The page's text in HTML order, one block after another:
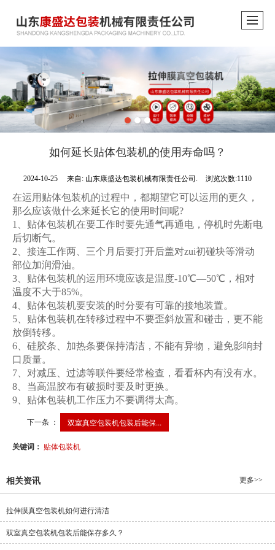
如何延长贴体包装机的使用寿命吗？
2024-10-25 来自: 山东康盛达包装机械有限责任公司. 浏览次数:1110
在运用贴体包装机的过程中，都期望它可以运用的更久，
那么应该做什么来延长它的使用时间呢?
1、贴体包装机在要工作时要先通气再通电，停机时先断电
后切断气。
2、接连工作两、三个月后要打开后盖对zui初碰块等滑动
部位加润滑油。
3、贴体包装机的运用环境应该是温度-10℃—50℃，相对
温度不大于85%。
4、贴体包装机要安装的时分要有可靠的接地装置。
5、贴体包装机在转移过程中不要歪斜放置和碰击，更不能
放倒转移。
6、硅胶条、加热条要保持清洁，不能有异物，避免影响封
口质量。
7、对减压、过滤等联件要经常检查，看看杯内有没有水。
8、当高温胶布有破损时要及时更换。
9、贴体包装机工作压力不要调得太高。
下一条 ： 双室真空包装机包装后能保...
关键词： 贴体包装机
相关资讯 更多>>
拉伸膜真空包装机如何进行清洁
双室真空包装机包装后能保存多久？